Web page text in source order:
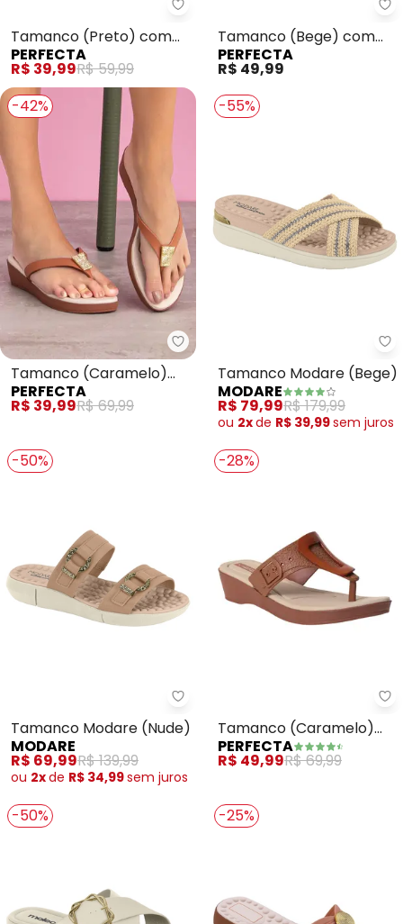
Perfecta - Tamanco (Preto)
Tamanco (Preto) com
Cabedal Vazado
PERFECTA
R$ 39,99R$ 59,99
Tamanco (Bege) com
Adereço
PERFECTA
R$ 49,99
-42%
Perfecta - Tamanco
Tamanco (Caramelo)
com Adereço Dourado
PERFECTA
R$ 39,99R$ 69,99
-55%
Tamanco Modare (Bege)
MODARE
R$ 79,99R$ 179,99
ou 2xde R$ 39,99sem juros
-50%
Modare - Tamanco Modare
Tamanco Modare (Nude)
MODARE
R$ 69,99R$ 139,99
ou 2xde R$ 34,99sem juros
-28%
Tamanco (Caramelo)
em Full Plastc
PERFECTA
R$ 49,99R$ 69,99
-50% -25%